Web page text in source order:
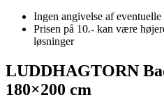
Ingen angivelse af
Prisen på 10.- kan være
løsninger
LUDDHAGTORN
180×200 cm